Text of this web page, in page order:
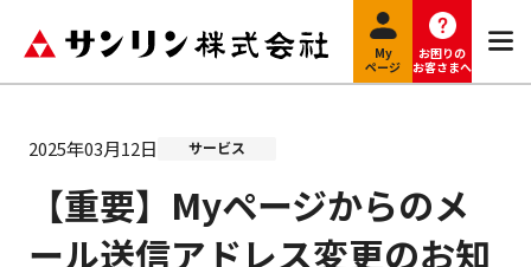
My
ページ
お困りの
お客さまへ
2025年03月12日 サービス
【重要】Myページからのメ
ール送信アドレス変更のお知